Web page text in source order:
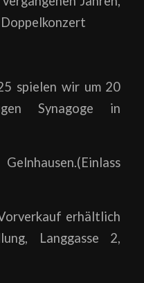
spielen wir um 20
Synagoge in
erhältlich
Langgasse 2,